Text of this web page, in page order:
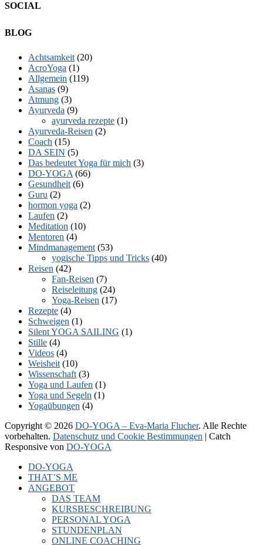
SOCIAL
Facebook
Twitter
E-
LinkedIn
YouTube
Instagram
BLOG
Achtsamkeit (20)
AcroYoga (1)
Allgemein (119)
Asanas (9)
Atmung (3)
Ayurveda (9)
ayurveda rezepte (1)
Ayurveda-Reisen (2)
Coach (15)
DA SEIN (5)
Das bedeutet Yoga für mich (3)
DO-YOGA (66)
Gesundheit (6)
Guru (2)
hormon yoga (2)
Laufen (2)
Meditation (10)
Mentoren (4)
Mindmanagement (53)
yogische Tipps und Tricks (40)
Reisen (42)
Fan-Reisen (7)
Reiseleitung (24)
Yoga-Reisen (17)
Rezepte (4)
Schweigen (1)
Silent YOGA SAILING (1)
Stille (4)
Videos (4)
Weisheit (10)
Wissenschaft (3)
Yoga und Laufen (1)
Yoga und Segeln (1)
Yogaübungen (4)
Copyright © 2026 DO-YOGA – Eva-Maria Flucher. Alle Rechte
vorbehalten. Datenschutz und Cookie Bestimmungen | Catch
Responsive von DO-YOGA
oben
scrollen
DO-YOGA
THAT’S ME
ANGEBOT
DAS TEAM
KURSBESCHREIBUNG
PERSONAL YOGA
STUNDENPLAN
ONLINE COACHING